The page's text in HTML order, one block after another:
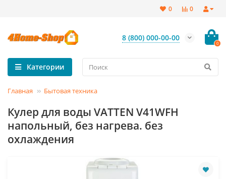
0
0
8 (800) 000-00-00
0
Категории
Главная Бытовая техника
Кулер для воды VATTEN V41WFH
напольный, без нагрева. без
охлаждения